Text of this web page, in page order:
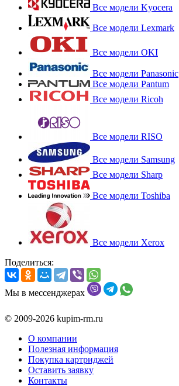
Все модели Kyocera
Все модели Lexmark
Все модели OKI
Все модели Panasonic
Все модели Pantum
Все модели Ricoh
Все модели RISO
Все модели Samsung
Все модели Sharp
Все модели Toshiba
Все модели Xerox
Поделиться:
Мы в мессенджерах
© 2009-2026 kupim-rm.ru
О компании
Полезная информация
Покупка картриджей
Оставить заявку
Контакты